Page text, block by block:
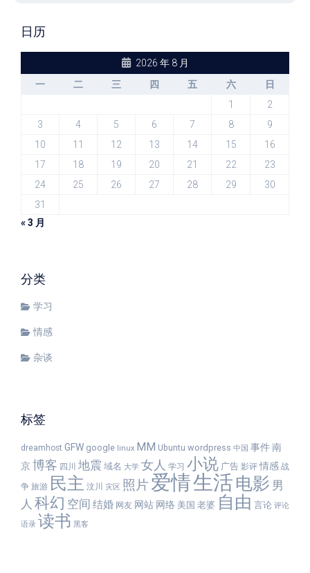
日历
2026 年 8 月
一
二 三 四 五 六
日
1
2
3
4 5 6 7 8
9
10
11 12 13 14 15
16
17
18 19 20 21 22
23
24
25 26 27 28 29
30
31
« 3 月
分类
学习
情感
杂谈
标签
dreamhost GFW google linux MM Ubuntu wordpress 中国 事件南
京博客 四川 地震 域名 大学 女人 学习 小说 广告 影评 情感 战
争 旅游 民主 汶川 灾区 照片 爱情生活 电影 男
人 科幻 空间 结婚 网友 网站 网络 美国 老婆 自由 言论 评论
语录 读书 黑客